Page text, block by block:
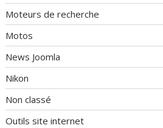
Moteurs de recherche
Motos
News Joomla
Nikon
Non classé
Outils site internet